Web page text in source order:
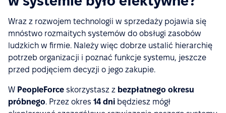
Wraz z rozwojem technologii w sprzedaży pojawia się
mnóstwo rozmaitych systemów do obsługi zasobów
ludzkich w firmie. Należy więc dobrze ustalić hierarchię
potrzeb organizacji i poznać funkcje systemu, jeszcze
przed podjęciem decyzji o jego zakupie.
W PeopleForce skorzystasz z bezpłatnego okresu
próbnego. Przez okres 14 dni będziesz mógł